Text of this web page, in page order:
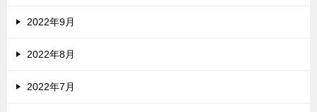
2022年9月
2022年8月
2022年7月